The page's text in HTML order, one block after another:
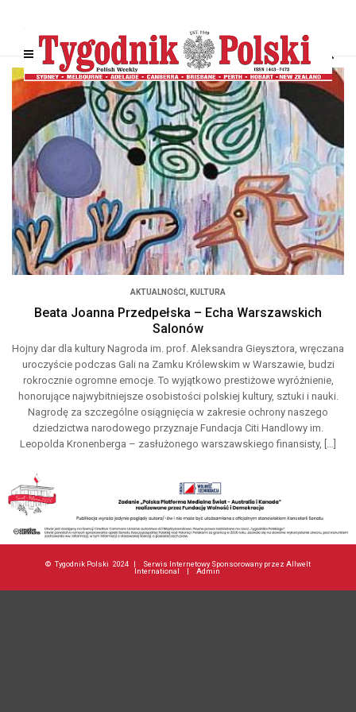
AKTUALNOŚCI , KULTURA
Beata Joanna Przedpełska – Echa Warszawskich
Salonów
Hojny dar dla kultury Nagroda im. prof. Aleksandra Gieysztora, wręczana
uroczyście podczas Gali na Zamku Królewskim w Warszawie, budzi
rokrocznie ogromne emocje. To wyjątkowo prestiżowe wyróżnienie,
honorujące najwybitniejsze osobistości polskiej kultury, sztuki i nauki.
Nagrodę za szczególne osiągnięcia w zakresie ochrony naszego
dziedzictwa narodowego przyznaje Fundacja Citi Handlowy im.
Leopolda Kronenberga – zasłużonego warszawskiego finansisty, […]
© Tygodnik Polski 2024 |
Serwis Internetowy Sponsorowany przez Allwelt
International
| Admin